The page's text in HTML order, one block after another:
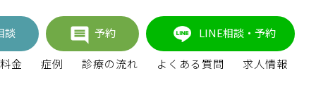
談 予約 LINE相談・予約
料金 症例 診療の流れ よくある質問 求人情報